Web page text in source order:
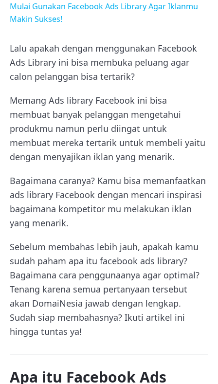
Mulai Gunakan Facebook Ads Library Agar Iklanmu
Makin Sukses!
Lalu apakah dengan menggunakan Facebook
Ads Library ini bisa membuka peluang agar
calon pelanggan bisa tertarik?
Memang Ads library Facebook ini bisa
membuat banyak pelanggan mengetahui
produkmu namun perlu diingat untuk
membuat mereka tertarik untuk membeli yaitu
dengan menyajikan iklan yang menarik.
Bagaimana caranya? Kamu bisa memanfaatkan
ads library Facebook dengan mencari inspirasi
bagaimana kompetitor mu melakukan iklan
yang menarik.
Sebelum membahas lebih jauh, apakah kamu
sudah paham apa itu facebook ads library?
Bagaimana cara penggunaanya agar optimal?
Tenang karena semua pertanyaan tersebut
akan DomaiNesia jawab dengan lengkap.
Sudah siap membahasnya? Ikuti artikel ini
hingga tuntas ya!
Apa itu Facebook Ads